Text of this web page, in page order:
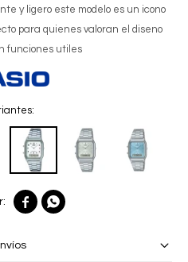
y ligero este modelo es un icono
para quienes valoran el diseno
funciones utiles
 